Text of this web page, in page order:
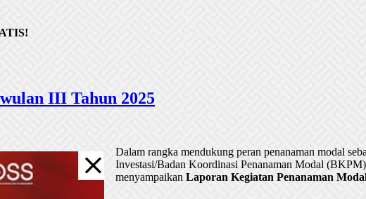
III Tahun 2025
Dalam rangka mendukung peran penanaman modal
Investasi/Badan Koordinasi Penanaman Modal
menyampaikan Laporan Kegiatan Penanaman